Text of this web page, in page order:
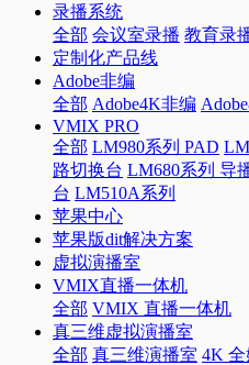
录播系统
全部 会议室录播 教育录
定制化产品线
Adobe非编
全部 Adobe4K非编
VMIX PRO
全部 LM980系列 PAD
路切换台 LM680系列 导
台 LM510A系列
苹果中心
苹果版dit解决方案
虚拟演播室
VMIX直播一体机
全部 VMIX 直播一体机
真三维虚拟演播室
全部 真三维演播室 4K